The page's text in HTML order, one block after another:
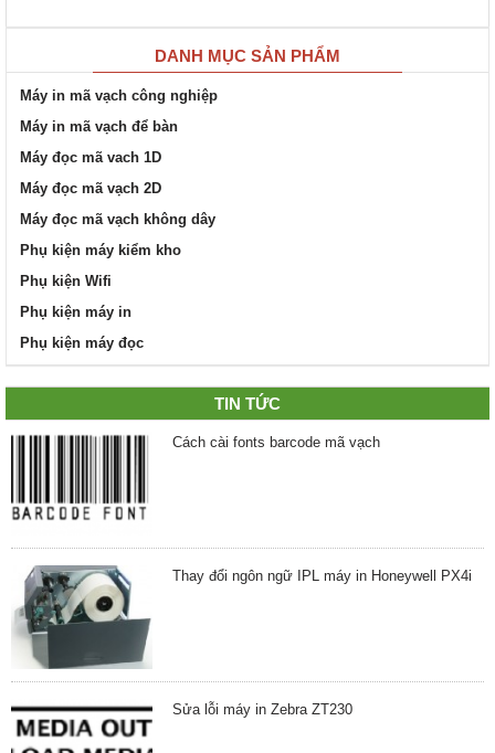
DANH MỤC SẢN PHẨM
Máy in mã vạch công nghiệp
Máy in mã vạch để bàn
Máy đọc mã vach 1D
Máy đọc mã vạch 2D
Máy đọc mã vạch không dây
Phụ kiện máy kiểm kho
Phụ kiện Wifi
Phụ kiện máy in
Phụ kiện máy đọc
TIN TỨC
Cách cài fonts barcode mã vạch
Thay đổi ngôn ngữ IPL máy in Honeywell PX4i
Sửa lỗi máy in Zebra ZT230